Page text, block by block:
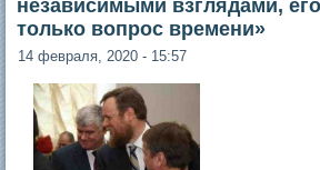
независимыми взглядами,
только вопрос времени»
14 февраля, 2020 - 15:57